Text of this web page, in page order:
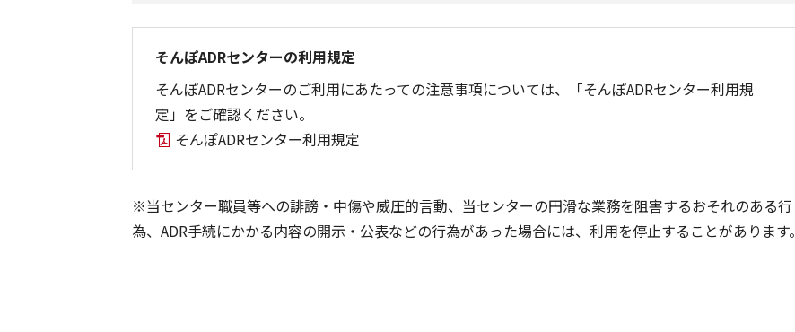
そんぽADRセンターの利用規定
そんぽADRセンターのご利用にあたっての注意事項については、「そんぽADRセンター利用規
定」をご確認ください。
そんぽADRセンター利用規定
※当センター職員等への誹謗・中傷や威圧的言動、当センターの円滑な業務を阻害するおそれのある行
為、ADR手続にかかる内容の開示・公表などの行為があった場合には、利用を停止することがあります。